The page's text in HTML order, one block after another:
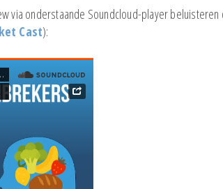
via onderstaande Soundcloud-player
Cast):